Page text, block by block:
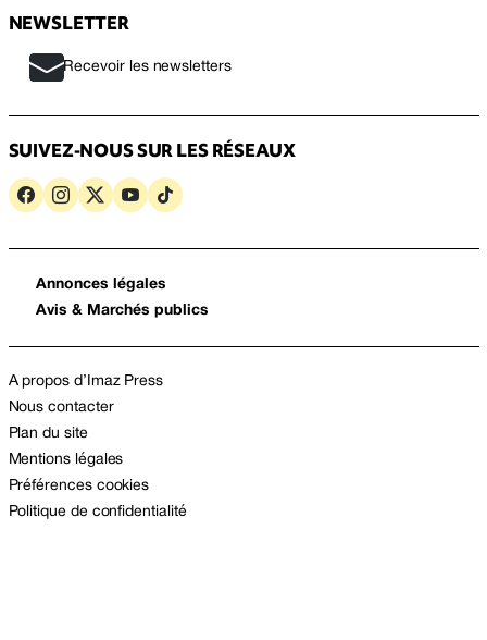
NEWSLETTER
Recevoir les newsletters
SUIVEZ-NOUS SUR LES RÉSEAUX
Annonces légales
Avis & Marchés publics
A propos d’Imaz Press
Nous contacter
Plan du site
Mentions légales
Préférences cookies
Politique de confidentialité